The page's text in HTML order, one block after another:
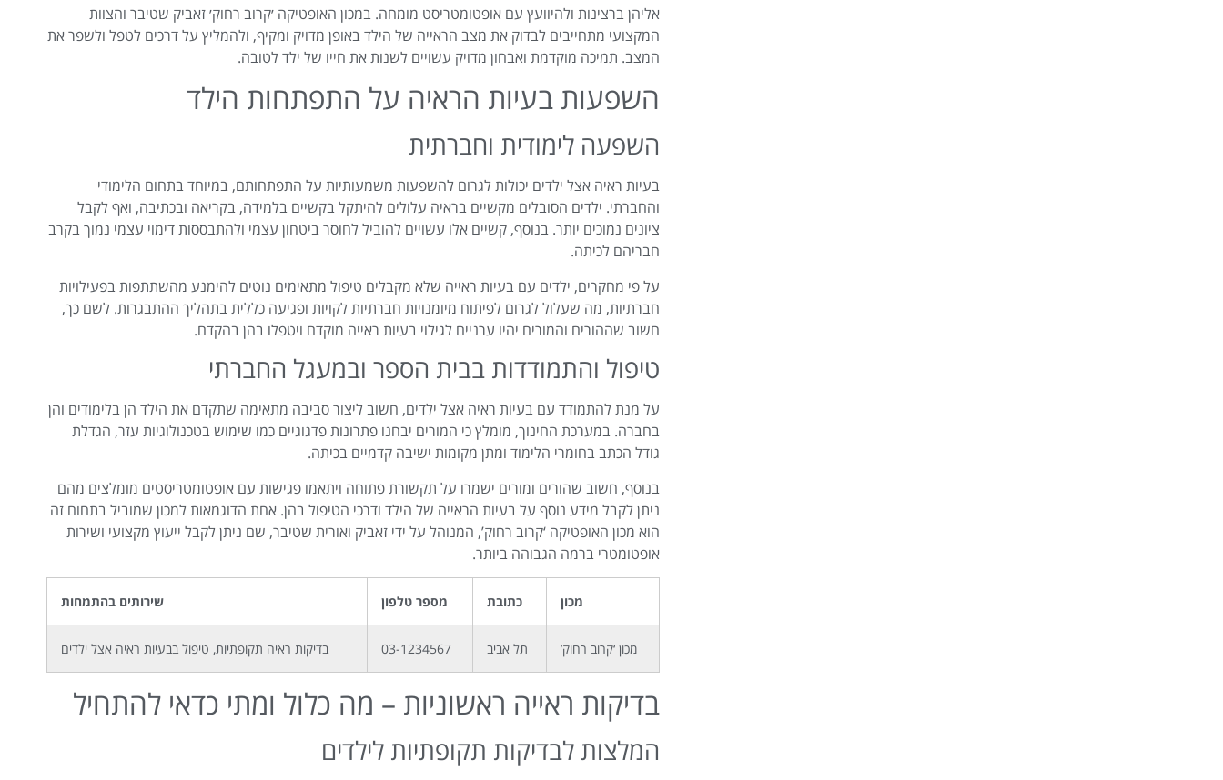
אליהן ברצינות ולהיוועץ עם אופטומטריסט מומחה. במכון האופטיקה ׳קרוב רחוק׳ זאביק שטיבר והצוות
המקצועי מתחייבים לבדוק את מצב הראייה של הילד באופן מדויק ומקיף, ולהמליץ על דרכים לטפל ולשפר את
המצב. תמיכה מוקדמת ואבחון מדויק עשויים לשנות את חייו של ילד לטובה.
השפעות בעיות הראיה על התפתחות הילד
השפעה לימודית וחברתית
בעיות ראיה אצל ילדים יכולות לגרום להשפעות משמעותיות על התפתחותם, במיוחד בתחום הלימודי
והחברתי. ילדים הסובלים מקשיים בראיה עלולים להיתקל בקשיים בלמידה, בקריאה ובכתיבה, ואף לקבל
ציונים נמוכים יותר. בנוסף, קשיים אלו עשויים להוביל לחוסר ביטחון עצמי ולהתבססות דימוי עצמי נמוך בקרב
חבריהם לכיתה.
על פי מחקרים, ילדים עם בעיות ראייה שלא מקבלים טיפול מתאימים נוטים להימנע מהשתתפות בפעילויות
חברתיות, מה שעלול לגרום לפיתוח מיומנויות חברתיות לקויות ופגיעה כללית בתהליך ההתבגרות. לשם כך,
חשוב שההורים והמורים יהיו ערניים לגילוי בעיות ראייה מוקדם ויטפלו בהן בהקדם.
טיפול והתמודדות בבית הספר ובמעגל החברתי
על מנת להתמודד עם בעיות ראיה אצל ילדים, חשוב ליצור סביבה מתאימה שתקדם את הילד הן בלימודים והן
בחברה. במערכת החינוך, מומלץ כי המורים יבחנו פתרונות פדגוגיים כמו שימוש בטכנולוגיות עזר, הגדלת
גודל הכתב בחומרי הלימוד ומתן מקומות ישיבה קדמיים בכיתה.
בנוסף, חשוב שהורים ומורים ישמרו על תקשורת פתוחה ויתאמו פגישות עם אופטומטריסטים מומלצים מהם
ניתן לקבל מידע נוסף על בעיות הראייה של הילד ודרכי הטיפול בהן. אחת הדוגמאות למכון שמוביל בתחום זה
הוא מכון האופטיקה ‘קרוב רחוק’, המנוהל על ידי זאביק ואורית שטיבר, שם ניתן לקבל ייעוץ מקצועי ושירות
אופטומטרי ברמה הגבוהה ביותר.
מכון כתובת מספר טלפון שירותים בהתמחות
מכון ‘קרוב רחוק’ תל אביב 03-1234567 בדיקות ראיה תקופתיות, טיפול בבעיות ראיה אצל ילדים
בדיקות ראייה ראשוניות – מה כלול ומתי כדאי להתחיל
המלצות לבדיקות תקופתיות לילדים